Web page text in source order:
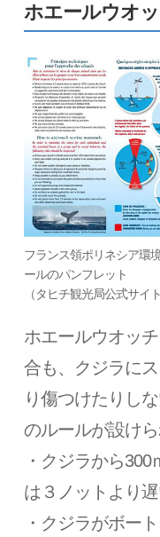
ホエールウオ
フランス領ポリネシア環
ールのパンフレット
（タヒチ観光局公式サイ
ホエールウオッ
合も、クジラに
り傷つけたりし
のルールが設けら
・クジラから
は３ノットより
・クジラがボー